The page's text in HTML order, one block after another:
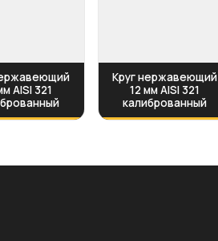
AISI 321
Круг нержавеющий
12 мм AISI 321
калиброванный